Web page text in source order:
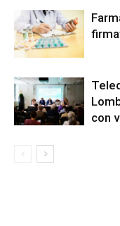
con